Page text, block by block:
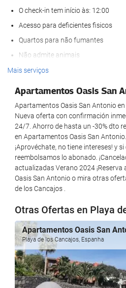
O check-in tem início às: 12:00
Acesso para deficientes fisicos
Quartos para não fumantes
Não admite animais
Esportes de Água
Pesca
Ténis
Mini-golfe
Desportos de montanha
Piscina ao ar livre
Piscina exterior (todo o ano)
Internet
Mais serviços
Apartamentos Oasis San
Apartamentos Oasis San Antonio
Nueva oferta con confirmación
24/7. Ahorro de hasta un -30% dto
en Apartamentos Oasis San
¡Aprovéchate, no tiene intereses! y
reembolsamos lo abonado.
actualizadas Verano 2024
Oasis San Antonio o mira otras
de los Cancajos .
Otras Ofertas en Playa
Apartamentos Oasis San
Playa de los Cancajos, Espanha